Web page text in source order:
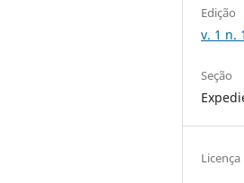
Edição
v. 1 n.
Seção
Licença